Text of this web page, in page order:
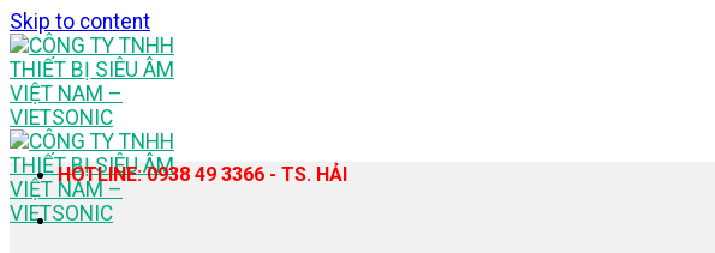
Skip to content
HOTLINE: 0938 49 3366 - TS. HẢI